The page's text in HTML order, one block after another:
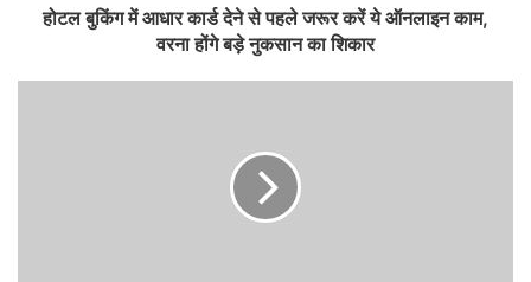
होटल बुकिंग में आधार कार्ड देने से पहले जरूर करें ये ऑनलाइन काम,
वरना होंगे बड़े नुकसान का शिकार